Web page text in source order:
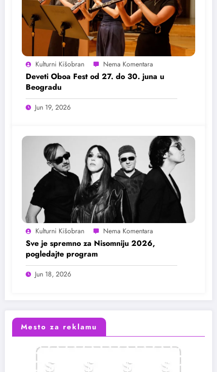
Kulturni Kišobran
Deveti Oboa Fest od 27. do 30. juna u
Beogradu
Jun 19, 2026
Kulturni Kišobran
Sve je spremno za Nisomniju 2026,
pogledajte program
Jun 18, 2026
Mesto za reklamu